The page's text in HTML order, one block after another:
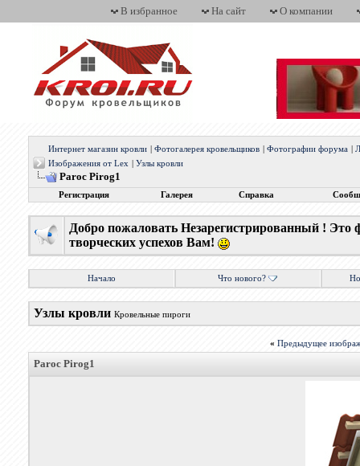
В избранное На сайт О компании
Интернет магазин кровли Фотогалерея кровельщиков Фотографии форума
Изображения от Lex
Узлы кровли
Paroc Pirog1
Регистрация Галерея Справка
Добро пожаловать Незарегистрированный !
творческих успехов Вам!
Начало Что нового?
Узлы кровли Кровельные пироги
« Предыдущее
Paroc Pirog1